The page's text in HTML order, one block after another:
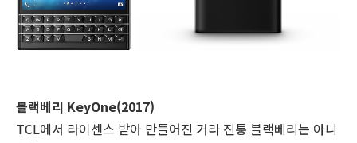
블랙베리 KeyOne(2017)
TCL에서 라이센스 받아 만들어진 거라 진퉁 블랙베리는 아니